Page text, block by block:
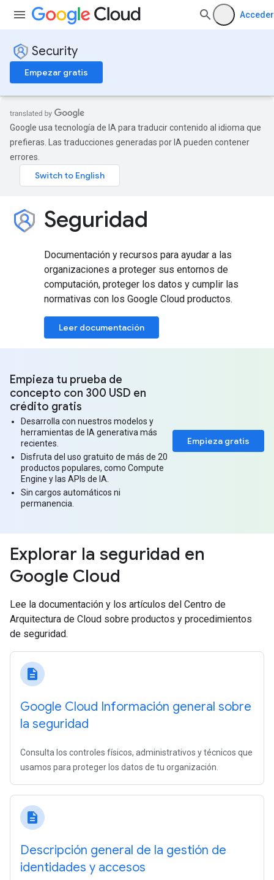
Acceder
Security
Empezar gratis
Google usa tecnología de IA para traducir contenido al idioma que
prefieras. Las traducciones generadas por IA pueden contener
errores.
Seguridad
Documentación y recursos para ayudar a las
organizaciones a proteger sus entornos de
computación, proteger los datos y cumplir las
normativas con los Google Cloud productos.
Leer documentación
Empieza gratis
Empieza tu prueba de
concepto con 300 USD en
crédito gratis
Desarrolla con nuestros modelos y
herramientas de IA generativa más
recientes.
Disfruta del uso gratuito de más de 20
productos populares, como Compute
Engine y las APIs de IA.
Sin cargos automáticos ni
permanencia.
Explorar la seguridad en
Google Cloud
Lee la documentación y los artículos del Centro de
Arquitectura de Cloud sobre productos y procedimientos
de seguridad.
description
Google Cloud Información general sobre
la seguridad
Consulta los controles físicos, administrativos y técnicos que
usamos para proteger los datos de tu organización.
description
Descripción general de la gestión de
identidades y accesos